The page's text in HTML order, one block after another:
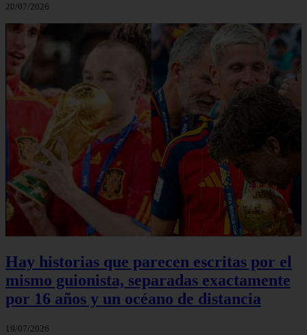
20/07/2026
Hay historias que parecen escritas por el
mismo guionista, separadas exactamente
por 16 años y un océano de distancia
19/07/2026